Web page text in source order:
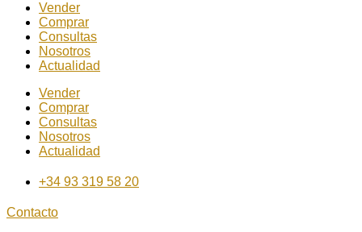
Vender
Comprar
Consultas
Nosotros
Actualidad
Vender
Comprar
Consultas
Nosotros
Actualidad
+34 93 319 58 20
Contacto